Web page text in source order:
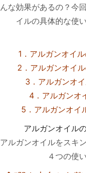
んな効果があるの？今
イルの具体的な使
1．アルガンオイ
2．アルガンオイ
3．アルガンオ
4．アルガンオ
5．アルガンオイ
アルガンオイル
アルガンオイルをスキ
４つの使